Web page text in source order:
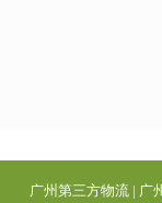
广州第三方物流 | 广